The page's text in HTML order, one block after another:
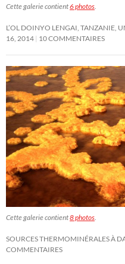
Cette galerie contient6 photos.
L’OL DOINYO LENGAI, TANZANIE,
16, 2014 10 COMMENTAIRES
Cette galerie contient8 photos.
SOURCES THERMOMINÉRALES À
COMMENTAIRES